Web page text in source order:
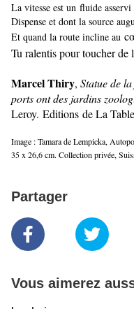
La vitesse est un fluide
Dispense et dont la source
Et quand la route incline au
Tu ralentis pour toucher de
Marcel Thiry, Statue de
ports ont des jardins
Leroy. Editions de La
Image : Tamara de Lempicka,
35 x 26,6 cm. Collection privée,
Partager
Vous aimerez